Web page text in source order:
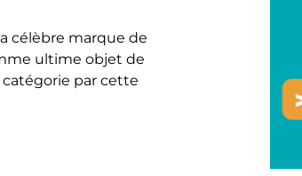
célèbre marque de
ultime objet de
par cette